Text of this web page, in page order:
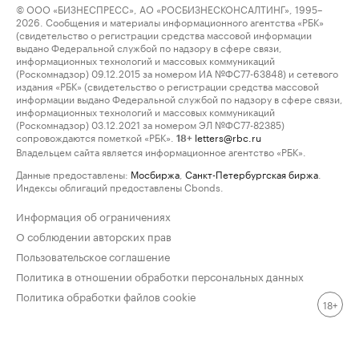
© ООО «БИЗНЕСПРЕСС», АО «РОСБИЗНЕСКОНСАЛТИНГ», 1995–
2026. Сообщения и материалы информационного агентства «РБК»
(свидетельство о регистрации средства массовой информации
выдано Федеральной службой по надзору в сфере связи,
информационных технологий и массовых коммуникаций
(Роскомнадзор) 09.12.2015 за номером ИА №ФС77-63848) и сетевого
издания «РБК» (свидетельство о регистрации средства массовой
информации выдано Федеральной службой по надзору в сфере связи,
информационных технологий и массовых коммуникаций
(Роскомнадзор) 03.12.2021 за номером ЭЛ №ФС77-82385)
сопровождаются пометкой «РБК».
18+ letters@rbc.ru
Владельцем сайта является информационное агентство «РБК».
Данные предоставлены: Мосбиржа Санкт-Петербургская биржа
Индексы облигаций предоставлены Cbonds.
Информация об ограничениях
О соблюдении авторских прав
Пользовательское соглашение
Политика в отношении обработки персональных данных
Политика обработки файлов cookie
18+